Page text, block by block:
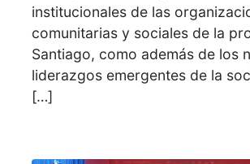
institucionales de las
comunitarias y sociales de la
Santiago, como además de los
liderazgos emergentes de la
[…]